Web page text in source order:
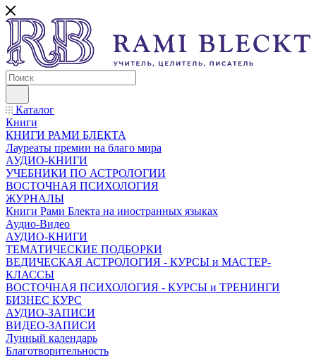
Каталог
Книги
КНИГИ РАМИ БЛЕКТА
Лауреаты премии на благо мира
АУДИО-КНИГИ
УЧЕБНИКИ ПО АСТРОЛОГИИ
ВОСТОЧНАЯ ПСИХОЛОГИЯ
ЖУРНАЛЫ
Книги Рами Блекта на иностранных языках
Аудио-Видео
АУДИО-КНИГИ
ТЕМАТИЧЕСКИЕ ПОДБОРКИ
ВЕДИЧЕСКАЯ АСТРОЛОГИЯ - КУРСЫ и МАСТЕР-
КЛАССЫ
ВОСТОЧНАЯ ПСИХОЛОГИЯ - КУРСЫ и ТРЕНИНГИ
БИЗНЕС КУРС
АУДИО-ЗАПИСИ
ВИДЕО-ЗАПИСИ
Лунный календарь
Благотворительность